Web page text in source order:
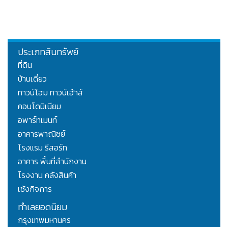
ประเภทสินทรัพย์
ที่ดิน
บ้านเดี่ยว
ทาวน์โฮม ทาวน์เฮ้าส์
คอนโดมิเนียม
อพาร์ทเมนท์
อาคารพาณิชย์
โรงแรม รีสอร์ท
อาคาร พื้นที่สำนักงาน
โรงงาน คลังสินค้า
เซ้งกิจการ
ทำเลยอดนิยม
กรุงเทพมหานคร